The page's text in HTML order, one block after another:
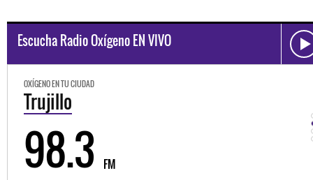
Escucha Radio Oxígeno EN VIVO
OXÍGENO EN TU CIUDAD
Trujillo
98.3 FM